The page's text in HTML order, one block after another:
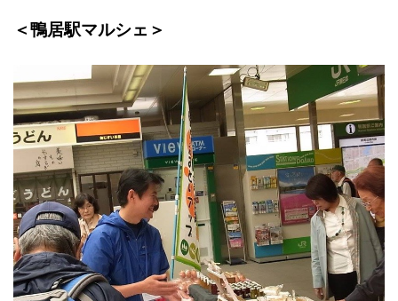
＜鴨居駅マルシェ＞